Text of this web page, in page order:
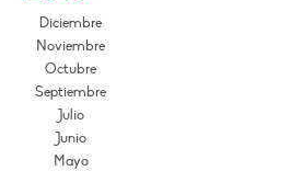
Diciembre
Noviembre
Octubre
Septiembre
Julio
Junio
Mayo